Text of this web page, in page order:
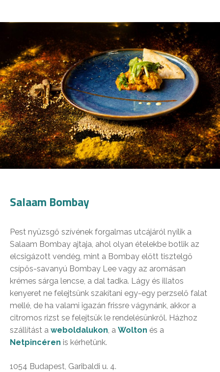
Salaam Bombay
Pest nyüzsgő szívének forgalmas utcájáról nyílik a
Salaam Bombay ajtaja, ahol olyan ételekbe botlik az
elcsigázott vendég, mint a Bombay előtt tisztelgő
csípős-savanyú Bombay Lee vagy az aromásan
krémes sárga lencse, a dal tadka. Lágy és illatos
kenyeret ne felejtsünk szakítani egy-egy perzselő falat
mellé, de ha valami igazán frissre vágynánk, akkor a
citromos rizst se felejtsük le rendelésünkről. Házhoz
szállítást a weboldalukon, a Wolton és a
Netpincéren is kérhetünk.
1054 Budapest, Garibaldi u. 4.